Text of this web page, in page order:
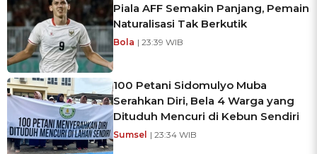
Piala AFF Semakin Panjang, Pemain
Naturalisasi Tak Berkutik
Bola | 23:39 WIB
100 Petani Sidomulyo Muba
Serahkan Diri, Bela 4 Warga yang
Dituduh Mencuri di Kebun Sendiri
Sumsel | 23:34 WIB